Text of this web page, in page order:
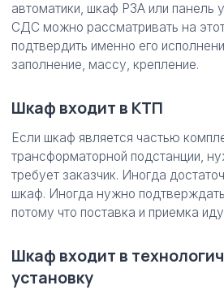
автоматики, шкаф РЗА или панель
СДС можно рассматривать на
подтвердить именно его
заполнение, массу, крепление.
Шкаф входит в КТП
Если шкаф является частью
трансформаторной подстанции,
требует заказчик. Иногда
шкаф. Иногда нужно
потому что поставка и приемка
Шкаф входит в
установку